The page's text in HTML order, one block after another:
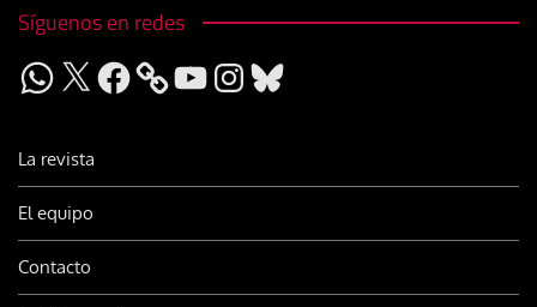
Síguenos en redes
WhatsApp
X Facebook YouTubeInstagram
Bluesky
La revista
El equipo
Contacto